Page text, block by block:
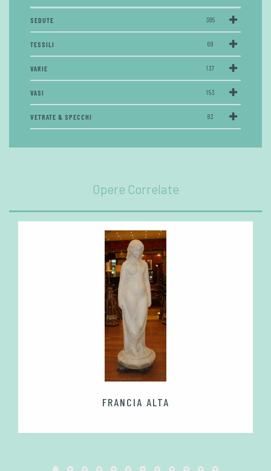
SEDUTE 385
TESSILI 69
VARIE 137
VASI 153
VETRATE & SPECCHI 83
Opere Correlate
FRANCIA ALTA